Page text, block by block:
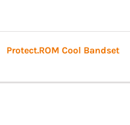
Protect.ROM Cool Bandset